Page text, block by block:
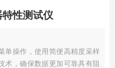
性测试仪
单操作，使用简便高精度采样
术，确保数据更加可靠具有阻